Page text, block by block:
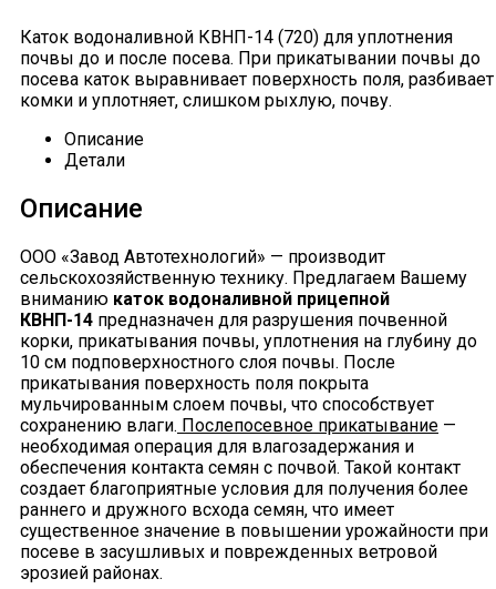
Каток водоналивной КВНП-14 (720) для уплотнения
почвы до и после посева. При прикатывании почвы до
посева каток выравнивает поверхность поля, разбивает
комки и уплотняет, слишком рыхлую, почву.
Описание
Детали
Описание
ООО «Завод Автотехнологий» — производит
сельскохозяйственную технику. Предлагаем Вашему
вниманию каток водоналивной прицепной
КВНП-14 предназначен для разрушения почвенной
корки, прикатывания почвы, уплотнения на глубину до
10 см подповерхностного слоя почвы. После
прикатывания поверхность поля покрыта
мульчированным слоем почвы, что способствует
сохранению влаги. Послепосевное прикатывание —
необходимая операция для влагозадержания и
обеспечения контакта семян с почвой. Такой контакт
создает благоприятные условия для получения более
раннего и дружного всхода семян, что имеет
существенное значение в повышении урожайности при
посеве в засушливых и поврежденных ветровой
эрозией районах.